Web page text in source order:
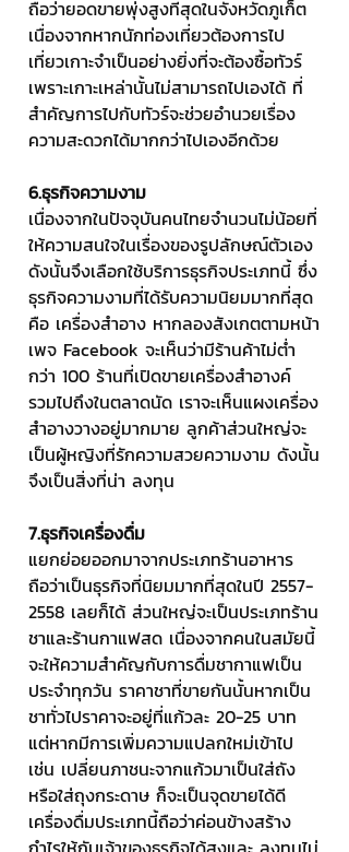
ถือว่ายอดขายพุ่งสูงที่สุดในจังหวัดภูเก็ต
เนื่องจากหากนักท่องเที่ยวต้องการไป
เที่ยวเกาะจำเป็นอย่างยิ่งที่จะต้องซื้อทัวร์
เพราะเกาะเหล่านั้นไม่สามารถไปเองได้ ที่
สำคัญการไปกับทัวร์จะช่วยอำนวยเรื่อง
ความสะดวกได้มากกว่าไปเองอีกด้วย
6.ธุรกิจความงาม
เนื่องจากในปัจจุบันคนไทยจำนวนไม่น้อยที่
ให้ความสนใจในเรื่องของรูปลักษณ์ตัวเอง
ดังนั้นจึงเลือกใช้บริการธุรกิจประเภทนี้ ซึ่ง
ธุรกิจความงามที่ได้รับความนิยมมากที่สุด
คือ เครื่องสำอาง หากลองสังเกตตามหน้า
เพจ Facebook จะเห็นว่ามีร้านค้าไม่ต่ำ
กว่า 100 ร้านที่เปิดขายเครื่องสำอางค์
รวมไปถึงในตลาดนัด เราจะเห็นแผงเครื่อง
สำอางวางอยู่มากมาย ลูกค้าส่วนใหญ่จะ
เป็นผู้หญิงที่รักความสวยความงาม ดังนั้น
จึงเป็นสิ่งที่น่า ลงทุน
7.ธุรกิจเครื่องดื่ม
แยกย่อยออกมาจากประเภทร้านอาหาร
ถือว่าเป็นธุรกิจที่นิยมมากที่สุดในปี 2557-
2558 เลยก็ได้ ส่วนใหญ่จะเป็นประเภทร้าน
ชาและร้านกาแฟสด เนื่องจากคนในสมัยนี้
จะให้ความสำคัญกับการดื่มชากาแฟเป็น
ประจำทุกวัน ราคาชาที่ขายกันนั้นหากเป็น
ชาทั่วไปราคาจะอยู่ที่แก้วละ 20-25 บาท
แต่หากมีการเพิ่มความแปลกใหม่เข้าไป
เช่น เปลี่ยนภาชนะจากแก้วมาเป็นใส่ถัง
หรือใส่ถุงกระดาษ ก็จะเป็นจุดขายได้ดี
เครื่องดื่มประเภทนี้ถือว่าค่อนข้างสร้าง